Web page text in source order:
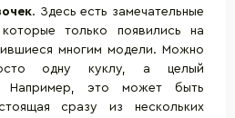
. Здесь есть замечательные
только появились на
многим модели. Можно
одну куклу, а целый
Например, это может быть
сразу из нескольких